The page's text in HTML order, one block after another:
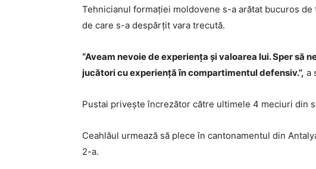
Tehnicianul formației moldovene s-a arătat bucuros
de care s-a despărțit vara trecută.
“Aveam nevoie de experiența și valoarea lui. Sper să
jucători cu experiență în compartimentul defensiv.”, a
Pustai privește încrezător către ultimele 4 meciuri din
Ceahlăul urmează să plece în cantonamentul din
2-a.